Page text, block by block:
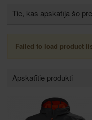
Tie, kas apskatīja šo
Failed to load product
Apskatītie produkti